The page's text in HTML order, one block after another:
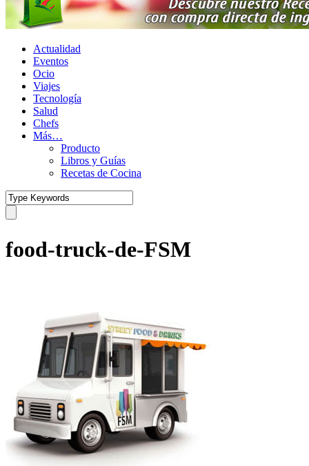
Actualidad
Eventos
Ocio
Viajes
Tecnología
Salud
Chefs
Más…
Producto
Libros y Guías
Recetas de Cocina
food-truck-de-FSM